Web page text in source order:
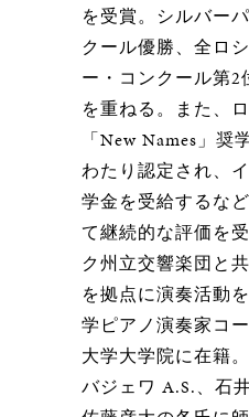
を受賞。シルバー
クール優勝、全ロ
ー・コンクール第2
を重ねる。また、
「New Names」
わたり認定され、
学金を受給するな
て継続的な評価を
ク州立交響楽団と
を拠点に演奏活動
学ピアノ演奏家コ
大学大学院に在籍
バジェワ A.S.、石